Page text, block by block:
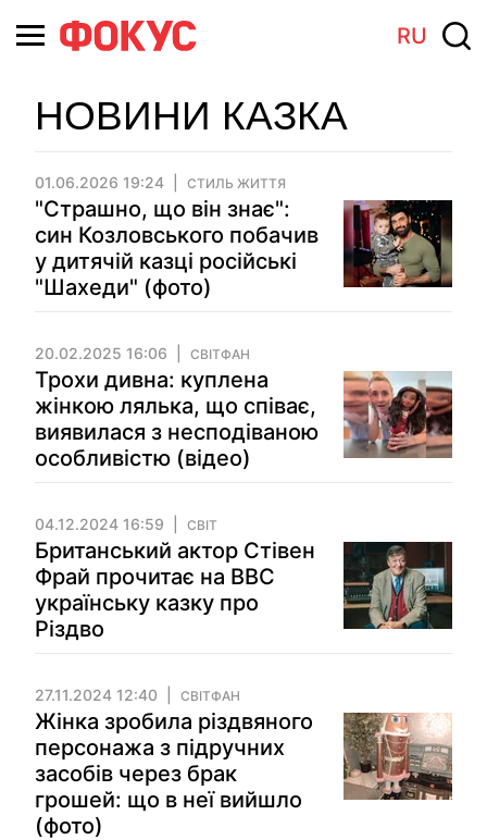
RU
НОВИНИ КАЗКА
01.06.2026 19:24 СТИЛЬ ЖИТТЯ
"Страшно, що він знає":
син Козловського побачив
у дитячій казці російські
"Шахеди" (фото)
20.02.2025 16:06 СВІТФАН
Трохи дивна: куплена
жінкою лялька, що співає,
виявилася з несподіваною
особливістю (відео)
04.12.2024 16:59 СВІТ
Британський актор Стівен
Фрай прочитає на ВВС
українську казку про
Різдво
27.11.2024 12:40 СВІТФАН
Жінка зробила різдвяного
персонажа з підручних
засобів через брак
грошей: що в неї вийшло
(фото)